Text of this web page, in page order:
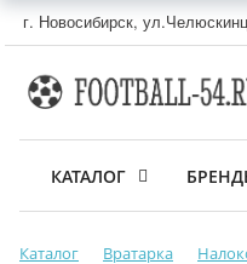
г. Новосибирск,
КАТАЛОГ
Каталог Вратарка